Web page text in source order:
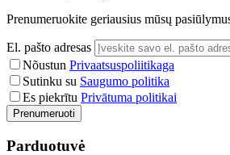
Prenumeruokite geriausius mūsų
El. pašto adresas
Nõustun Privaatsuspoliitikaga
Sutinku su Saugumo politika
Es piekrītu Privātuma politikai
Prenumeruoti
Parduotuvė